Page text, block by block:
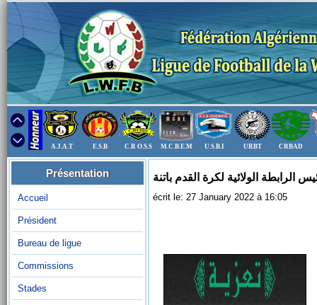
A.J.A.T E.S.B C.R O.S.S M.C.B.E.M U.S.B.I URBT CRBAD
Présentation
Accueil
Président
Bureau de ligue
Commissions
Stades
الرابطة الولائية لكرة القدم باتنة
écrit le: 27 January 2022 à 16:05